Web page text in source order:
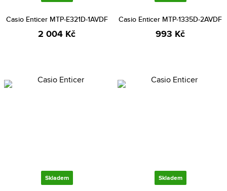
Casio Enticer MTP-E321D-1AVDF
2 004 Kč
Casio Enticer MTP-1335D-2AVDF
993 Kč
Skladem Skladem